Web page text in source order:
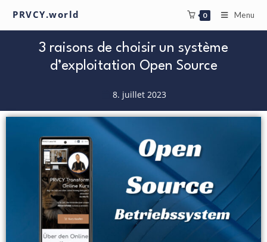
PRVCY.world 0 Menu
3 raisons de choisir un système
d’exploitation Open Source
8. juillet 2023